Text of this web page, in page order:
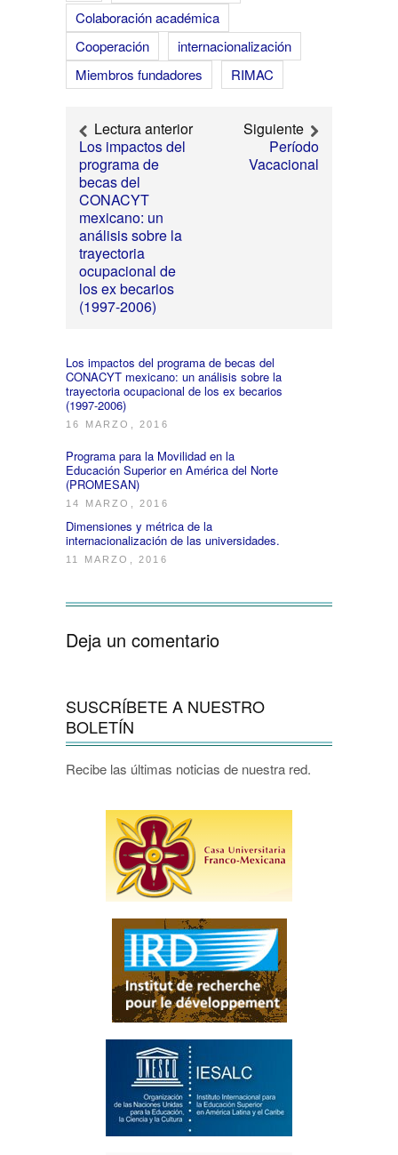
Colaboración académica
Cooperación
internacionalización
Miembros fundadores
RIMAC
Lectura anterior
Los impactos del
programa de
becas del
CONACYT
mexicano: un
análisis sobre la
trayectoria
ocupacional de
los ex becarios
(1997-2006)
Siguiente
Período
Vacacional
Los impactos del programa de becas del
CONACYT mexicano: un análisis sobre la
trayectoria ocupacional de los ex becarios
(1997-2006)
16 MARZO, 2016
Programa para la Movilidad en la
Educación Superior en América del Norte
(PROMESAN)
14 MARZO, 2016
Dimensiones y métrica de la
internacionalización de las universidades.
11 MARZO, 2016
Deja un comentario
SUSCRÍBETE A NUESTRO
BOLETÍN
Recibe las últimas noticias de nuestra red.